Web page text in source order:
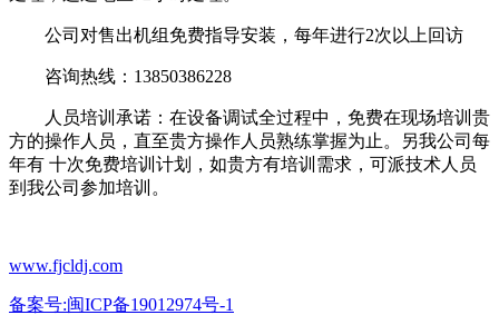
公司对售出机组免费指导安装，每年进行2次以上回访
咨询热线：13850386228
人员培训承诺：在设备调试全过程中，免费在现场培训贵
方的操作人员，直至贵方操作人员熟练掌握为止。另我公司每
年有 十次免费培训计划，如贵方有培训需求，可派技术人员
到我公司参加培训。
www.fjcldj.com
备案号:闽ICP备19012974号-1